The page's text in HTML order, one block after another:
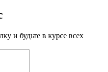
и будьте в курсе всех